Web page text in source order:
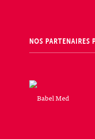
NOS PARTENAIRES